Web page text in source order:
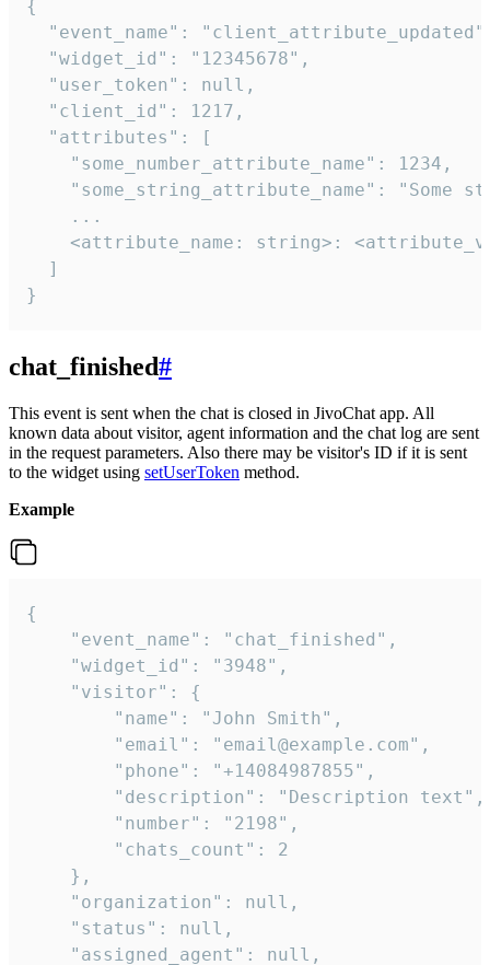
{
"event_name":
  "widget_id": "12345678",
  "user_token": null,
  "client_id": 1217,
  "attributes": [
    "some_number_attribute_name": 1234,
"some_string_attribute_name": "Some
    ...
<attribute_name: string>:
  ]
}
chat_finished#
This event is sent when the chat is closed in JivoChat app. All
known data about visitor, agent information and the chat log are sent
in the request parameters. Also there may be visitor's ID if it is sent
to the widget using setUserToken method.
Example
{
    "event_name": "chat_finished",
    "widget_id": "3948",
    "visitor": {
        "name": "John Smith",
        "email": "email@example.com",
        "phone": "+14084987855",
        "description": "Description text",
        "number": "2198",
        "chats_count": 2
    },
    "organization": null,
    "status": null,
    "assigned_agent": null,